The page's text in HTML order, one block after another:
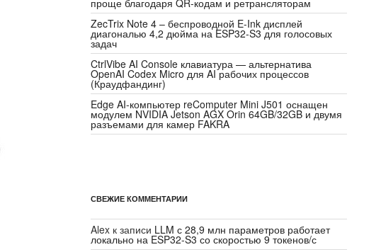
проще благодаря QR-кодам и ретрансляторам
ZecTrix Note 4 – беспроводной E-Ink дисплей
диагональю 4,2 дюйма на ESP32-S3 для голосовых
задач
CtrlVibe AI Console клавиатура — альтернатива
OpenAI Codex Micro для AI рабочих процессов
(Краудфандинг)
Edge AI-компьютер reComputer Mini J501 оснащен
модулем NVIDIA Jetson AGX Orin 64GB/32GB и двумя
разъемами для камер FAKRA
СВЕЖИЕ КОММЕНТАРИИ
Alex к записи LLM с 28,9 млн параметров работает
локально на ESP32-S3 со скоростью 9 токенов/с